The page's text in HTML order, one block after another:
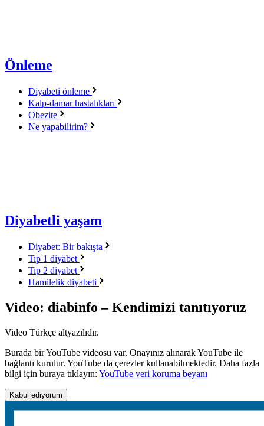
Önleme
Diyabeti önleme
Kalp-damar hastalıkları
Obezite
Ne yapabilirim?
Diyabetli yaşam
Diyabet: Bir bakışta
Tip 1 diyabet
Tip 2 diyabet
Hamilelik diyabeti
Video: diabinfo – Kendimizi tanıtıyoruz
Video Türkçe altyazılıdır.
Burada bir YouTube videosu var. Onayınız alınarak YouTube ile
bağlantı kurulur. YouTube da çerezler kullanabilmektedir. Daha fazla
bilgi için buraya tıklayın: YouTube veri koruma beyanı
Kabul ediyorum